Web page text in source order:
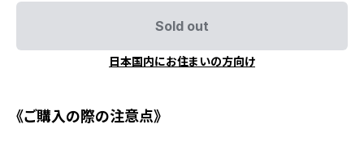
Sold out
日本国内にお住まいの方向け
《ご購入の際の注意点》